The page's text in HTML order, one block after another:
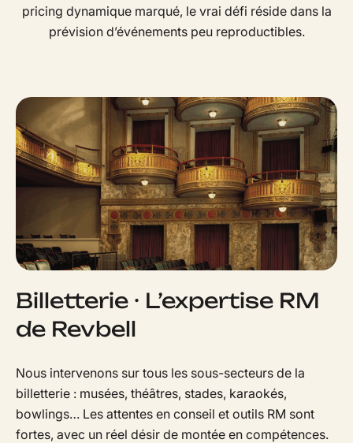
pricing dynamique marqué, le vrai défi réside dans la
prévision d’événements peu reproductibles.
Billetterie · L’expertise RM
de Revbell
Nous intervenons sur tous les sous-secteurs de la
billetterie : musées, théâtres, stades, karaokés,
bowlings… Les attentes en conseil et outils RM sont
fortes, avec un réel désir de montée en compétences.